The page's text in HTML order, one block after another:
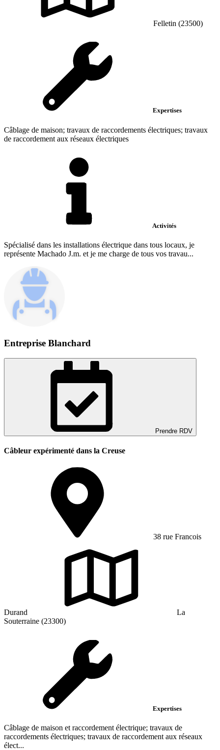
Felletin (23500)
Expertises
Câblage de maison; travaux de raccordements électriques; travaux
de raccordement aux réseaux électriques
Activités
Spécialisé dans les installations électrique dans tous locaux, je
représente Machado J.m. et je me charge de tous vos travau...
Entreprise Blanchard
Prendre RDV
Câbleur expérimenté dans la Creuse
38 rue Francois
Durand
La
Souterraine (23300)
Expertises
Câblage de maison et raccordement électrique; travaux de
raccordements électriques; travaux de raccordement aux réseaux
élect...